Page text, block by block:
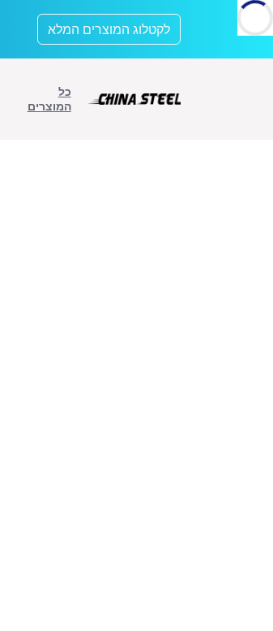
לתוכן
לקטלוג המוצרים המלא
כל
המוצרים